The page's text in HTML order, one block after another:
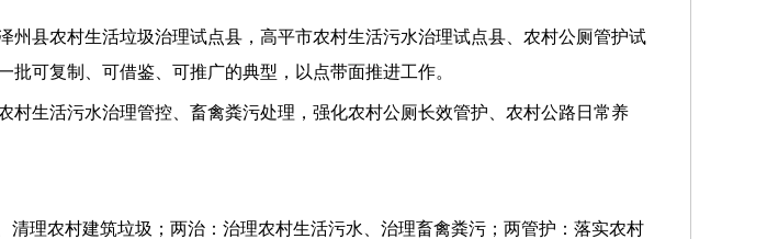
州县农村生活垃圾治理试点县，高平市农村生活污水治理试点县、农村公厕管护试
可复制、可借鉴、可推广的典型，以点带面推进工作。
村生活污水治理管控、畜禽粪污处理，强化农村公厕长效管护、农村公路日常养
清理农村建筑垃圾；两治：治理农村生活污水、治理畜禽粪污；两管护：落实农村